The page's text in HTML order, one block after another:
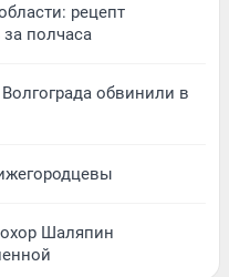
рецепт
за полчаса
обвинили в
Шаляпин